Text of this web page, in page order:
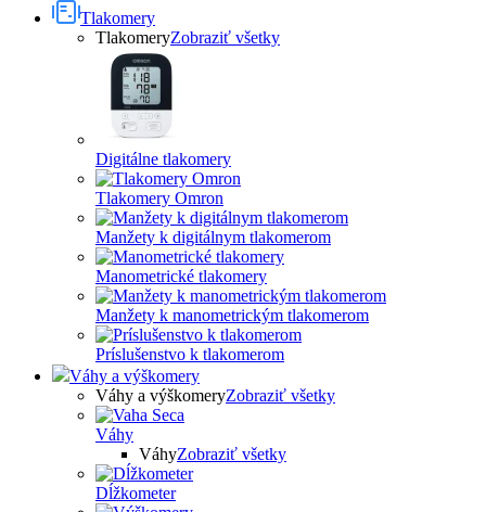
Tlakomery
TlakomeryZobraziť všetky
Digitálne tlakomery
Tlakomery Omron
Manžety k digitálnym tlakomerom
Manometrické tlakomery
Manžety k manometrickým tlakomerom
Príslušenstvo k tlakomerom
Váhy a výškomery
Váhy a výškomeryZobraziť všetky
Váhy
VáhyZobraziť všetky
Dĺžkometer